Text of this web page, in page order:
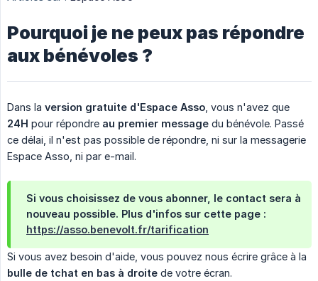
Pourquoi je ne peux pas répondre
aux bénévoles ?
Dans la version gratuite d'Espace Asso , vous n'avez que
24H pour répondre au premier message du bénévole. Passé
ce délai, il n'est pas possible de répondre, ni sur la messagerie
Espace Asso, ni par e-mail.
Si vous choisissez de vous abonner, le contact sera à
nouveau possible. Plus d'infos sur cette page :
https://asso.benevolt.fr/tarification
Si vous avez besoin d'aide, vous pouvez nous écrire grâce à la
bulle de tchat en bas à droite de votre écran.